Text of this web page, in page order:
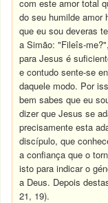
com este amor total
do seu humilde amor
que eu sou deveras
a Simão: "Fileîs-
para Jesus é
e contudo sente-se
daquele modo. Por
bem sabes que eu
dizer que Jesus se
precisamente esta
discípulo, que
a confiança que o
isto para indicar o
a Deus. Depois
21, 19).